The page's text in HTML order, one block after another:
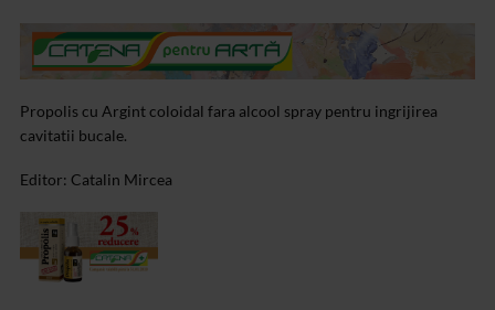
Propolis cu Argint coloidal fara alcool spray pentru ingrijirea
cavitatii bucale.
Editor: Catalin Mircea